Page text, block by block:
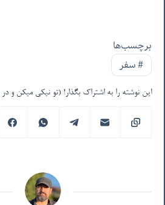
برچسب‌ها
#سفر
این نوشته را به اشتراک بگذار! (تو نیکی میکن و در